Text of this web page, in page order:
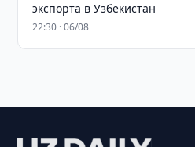
экспорта в Узбекистан
22:30 · 06/08